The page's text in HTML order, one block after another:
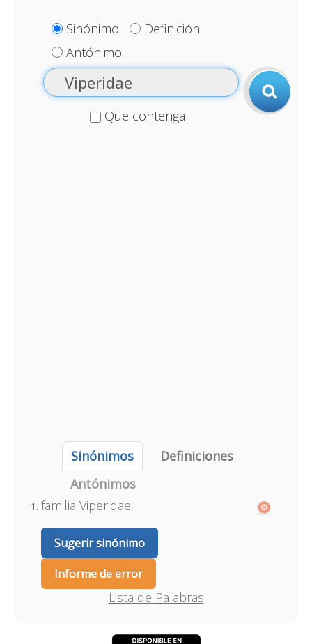
Sinónimo
Definición
Antónimo
Que contenga
Sinónimos
Definiciones
Antónimos
familia Viperidae
Sugerir sinónimo
Informe de error
Lista de Palabras